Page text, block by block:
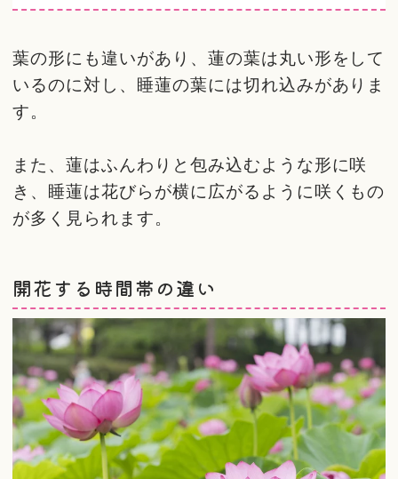
葉の形にも違いがあり、蓮の葉は丸い形をして
いるのに対し、睡蓮の葉には切れ込みがありま
す。
また、蓮はふんわりと包み込むような形に咲
き、睡蓮は花びらが横に広がるように咲くもの
が多く見られます。
開花する時間帯の違い